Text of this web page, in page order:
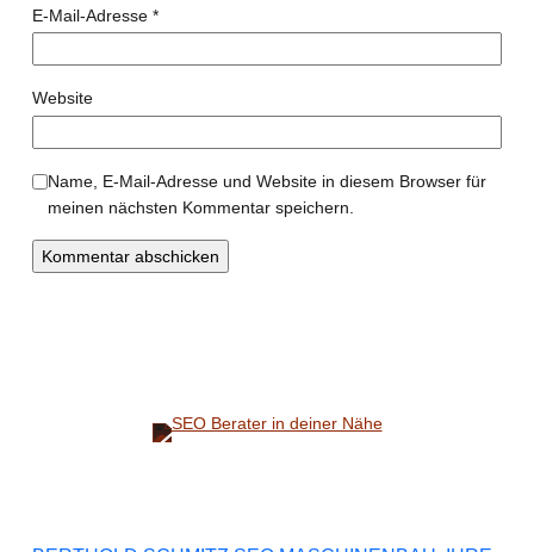
E-Mail-Adresse *
Website
Name, E-Mail-Adresse und Website in diesem Browser für
meinen nächsten Kommentar speichern.